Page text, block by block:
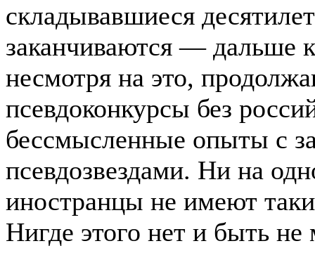
складывавшиеся
заканчиваются — дальше
несмотря на это,
псевдоконкурсы без
бессмысленные опыты с
псевдозвездами. Ни на
иностранцы не имеют
Нигде этого нет и быть не